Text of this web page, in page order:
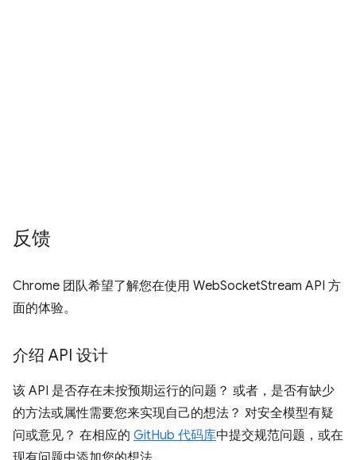
反馈
Chrome 团队希望了解您在使用 WebSocketStream API 方
面的体验。
介绍 API 设计
该 API 是否存在未按预期运行的问题？ 或者，是否有缺少
的方法或属性需要您来实现自己的想法？ 对安全模型有疑
问或意见？ 在相应的 GitHub 代码库中提交规范问题，或在